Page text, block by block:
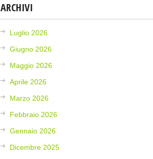
ARCHIVI
Luglio 2026
Giugno 2026
Maggio 2026
Aprile 2026
Marzo 2026
Febbraio 2026
Gennaio 2026
Dicembre 2025